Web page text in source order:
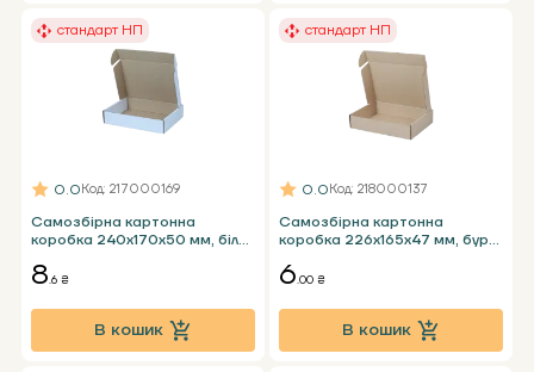
стандарт НП
Самозбірна картонна
коробка 240x170x50 мм, біла
пошти пласка
0.0Код: 217000169
8.6 ₴
В кошик
стандарт НП
Самозбірна картонна
коробка 226х165х47 мм, бура
пошти пласка
0.0Код: 218000137
6.00 ₴
В кошик